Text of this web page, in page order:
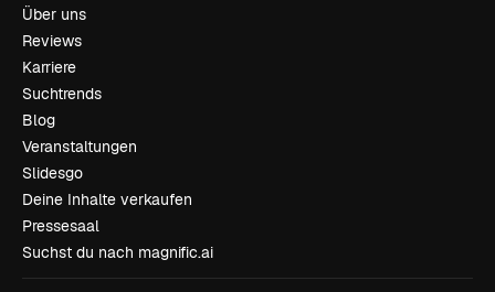
Über uns
Reviews
Karriere
Suchtrends
Blog
Veranstaltungen
Slidesgo
Deine Inhalte verkaufen
Pressesaal
Suchst du nach magnific.ai